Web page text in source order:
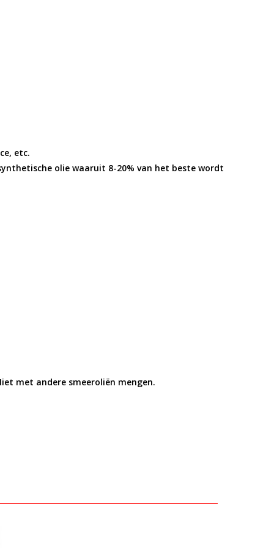
etc.
olie waaruit 8-20% van het beste wordt
met andere smeeroliën mengen.